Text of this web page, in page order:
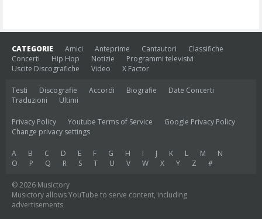
CATEGORIE Amici Anteprime Cantautori
Classifiche
Concerti
Hip Hop Notizie
Programmi televisivi
Uscite Discografiche
Video X Factor
Testi Discografie Accordi Biografie
Date Concerti
Traduzioni
Ultimi
Privacy Policy Youtube Terms of Service
Google Privacy Policy
Change privacy settings
A B C D E F G H I J K L M
N
O
P Q R S T U V W X Y Z #
© 2026 Musictory
Musictory allows YouTube to serve content, including
advertisements